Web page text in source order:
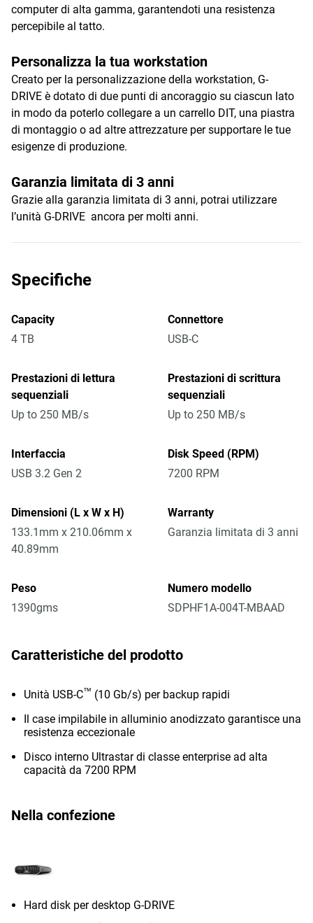
computer di alta gamma, garantendoti una resistenza
percepibile al tatto.
Personalizza la tua workstation
Creato per la personalizzazione della workstation, G-
DRIVE è dotato di due punti di ancoraggio su ciascun lato
in modo da poterlo collegare a un carrello DIT, una piastra
di montaggio o ad altre attrezzature per supportare le tue
esigenze di produzione.
Garanzia limitata di 3 anni
Grazie alla garanzia limitata di 3 anni, potrai utilizzare
l’unità G-DRIVE ancora per molti anni.
Specifiche
Capacity
4 TB
Connettore
USB-C
Prestazioni di lettura
sequenziali
Up to 250 MB/s
Prestazioni di scrittura
sequenziali
Up to 250 MB/s
Interfaccia
USB 3.2 Gen 2
Disk Speed (RPM)
7200 RPM
Dimensioni (L x W x H)
133.1mm x 210.06mm x
40.89mm
Warranty
Garanzia limitata di 3 anni
Peso
1390gms
Numero modello
SDPHF1A-004T-MBAAD
Caratteristiche del prodotto
Unità USB-C™ (10 Gb/s) per backup rapidi
Il case impilabile in alluminio anodizzato garantisce una
resistenza eccezionale
Disco interno Ultrastar di classe enterprise ad alta
capacità da 7200 RPM
Nella confezione
Hard disk per desktop G-DRIVE